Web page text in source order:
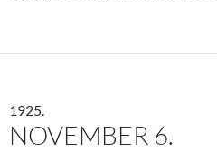
1925.
NOVEMBER 6.